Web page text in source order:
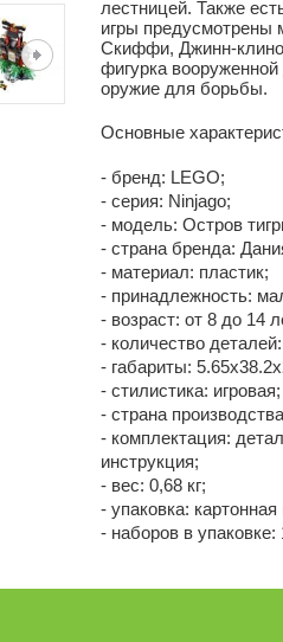
лестницей. Также
игры предусмотрены
Скиффи, Джинн-
фигурка
оружие для борьбы.
Основные
- бренд: LEGO;
- серия: Ninjago;
- модель: Остров
- страна бренда:
- материал: пластик;
- принадлежность:
- возраст: от 8 до 14
- количество
- габариты:
- стилистика: игровая;
- страна
- комплектация:
инструкция;
- вес: 0,68 кг;
- упаковка: картонная
- наборов в упаковке: